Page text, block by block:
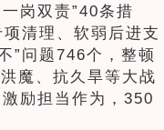
岗双责”40条措
清理、软弱后进支
”问题746个，整顿
魔、抗久旱等大战
励担当作为，350